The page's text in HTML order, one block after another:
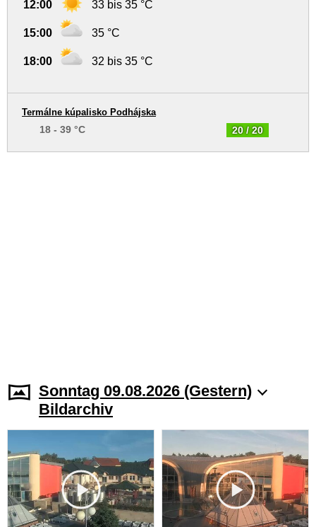
12:00 33 bis 35 °C
15:00 35 °C
18:00 32 bis 35 °C
20 / 20
Termálne kúpalisko Podhájska
18 - 39 °C
Sonntag 09.08.2026 (Gestern)
Bildarchiv